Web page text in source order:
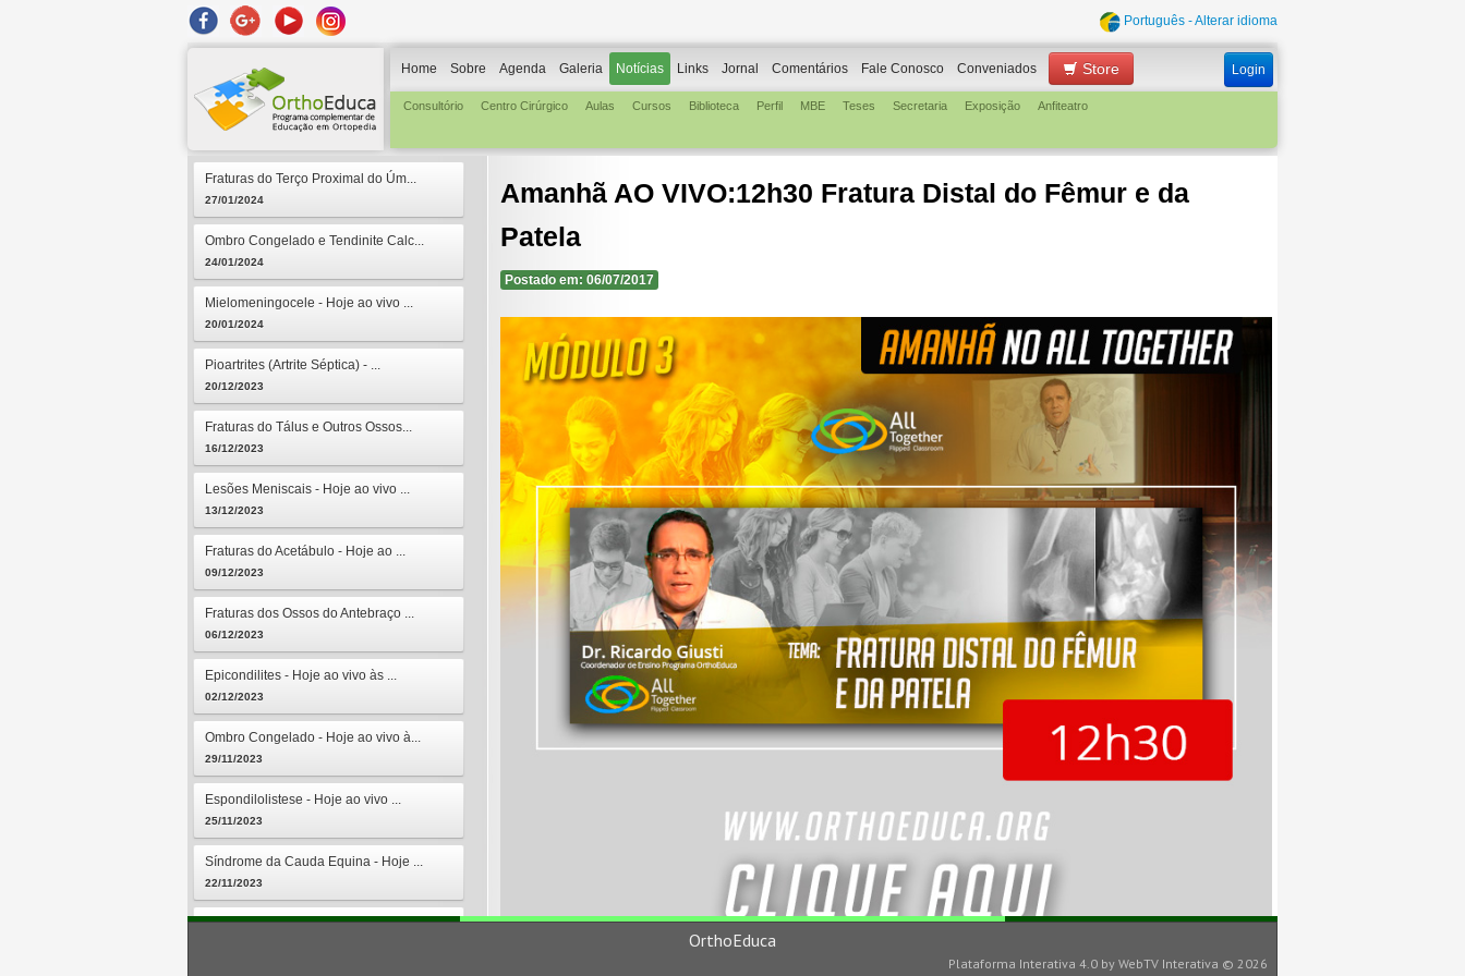
Português - Alterar idioma
Home Sobre Agenda Galeria Notícias Links Jornal Comentários Fale Conosco Conveniados Login
Store
Consultório Centro Cirúrgico Aulas Cursos Biblioteca Perfil MBE Teses Secretaria Exposição Anfiteatro
Fraturas do Terço Proximal do Úm...
27/01/2024
Ombro Congelado e Tendinite Calc...
24/01/2024
Mielomeningocele - Hoje ao vivo ...
20/01/2024
Pioartrites (Artrite Séptica) - ...
20/12/2023
Fraturas do Tálus e Outros Ossos...
16/12/2023
Lesões Meniscais - Hoje ao vivo ...
13/12/2023
Fraturas do Acetábulo - Hoje ao ...
09/12/2023
Fraturas dos Ossos do Antebraço ...
06/12/2023
Epicondilites - Hoje ao vivo às ...
02/12/2023
Ombro Congelado - Hoje ao vivo à...
29/11/2023
Espondilolistese - Hoje ao vivo ...
25/11/2023
Síndrome da Cauda Equina - Hoje ...
22/11/2023
Osteomielites - Hoje ao vivo às ...
Amanhã AO VIVO:12h30 Fratura Distal do Fêmur e da
Patela
Postado em: 06/07/2017
OrthoEduca
Plataforma Interativa 4.0 by WebTV Interativa © 2026